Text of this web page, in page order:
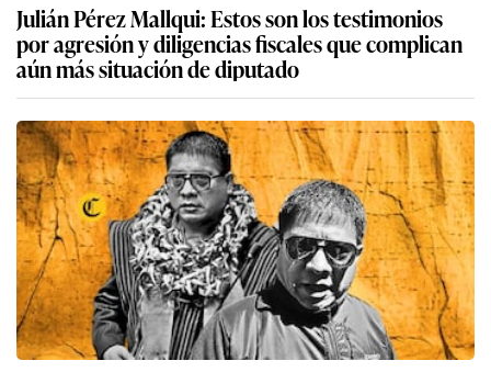
Julián Pérez Mallqui: Estos son los testimonios
por agresión y diligencias fiscales que complican
aún más situación de diputado